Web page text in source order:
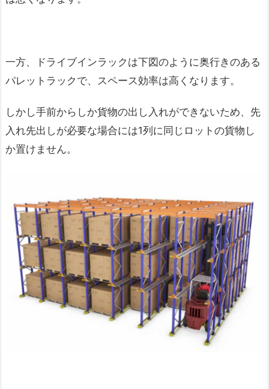
一方、ドライブインラックは下図のように奥行きのある
パレットラックで、スペース効率は高くなります。
しかし手前からしか貨物の出し入れができないため、先
入れ先出しが必要な場合には1列に同じロットの貨物し
か置けません。